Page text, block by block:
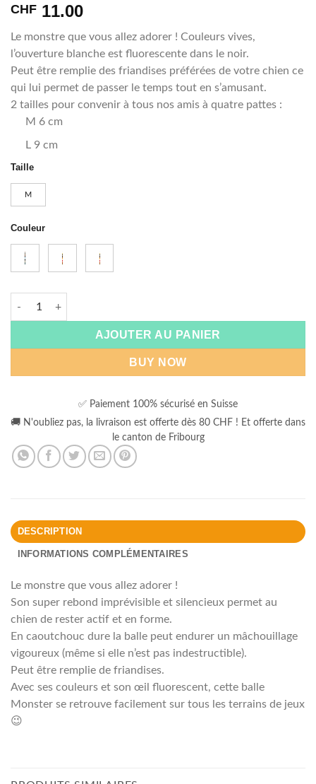
CHF 11.00
Le monstre que vous allez adorer ! Couleurs vives,
l’ouverture blanche est fluorescente dans le noir.
Peut être remplie des friandises préférées de votre chien ce
qui lui permet de passer le temps tout en s’amusant.
2 tailles pour convenir à tous nos amis à quatre pattes :
M 6 cm
L 9 cm
Taille
M
Couleur
AJOUTER AU PANIER
BUY NOW
Alternative:
✅ Paiement 100% sécurisé en Suisse
🚚 N'oubliez pas, la livraison est offerte dès 80 CHF ! Et offerte dans
le canton de Fribourg
DESCRIPTION
INFORMATIONS COMPLÉMENTAIRES
Le monstre que vous allez adorer !
Son super rebond imprévisible et silencieux permet au
chien de rester actif et en forme.
En caoutchouc dure la balle peut endurer un mâchouillage
vigoureux (même si elle n’est pas indestructible).
Peut être remplie de friandises.
Avec ses couleurs et son œil fluorescent, cette balle
Monster se retrouve facilement sur tous les terrains de jeux
😉